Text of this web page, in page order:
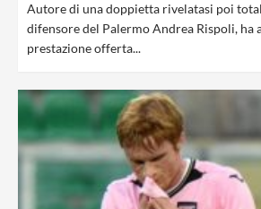
Autore di una doppietta rivelatasi poi
difensore del Palermo Andrea Rispoli, ha
prestazione offerta...